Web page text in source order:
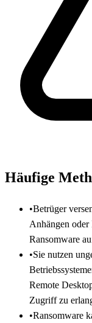
Häufige
•Betrüger
Anhängen
Ransomware
•Sie nutzen
Remote
Zugriff zu
•Ransomware